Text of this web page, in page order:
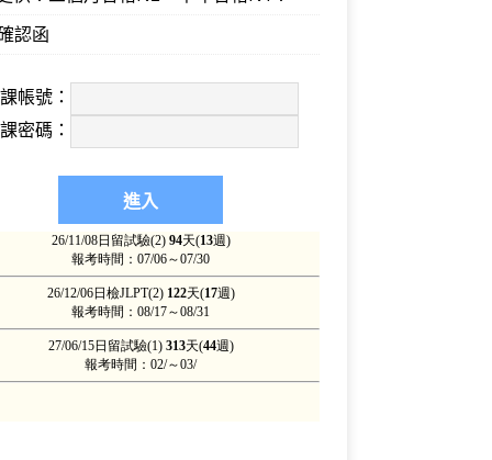
認函
帳號：
密碼：